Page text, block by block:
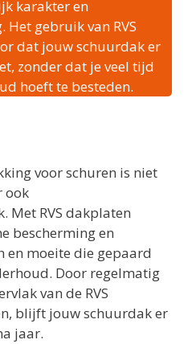
karakter en
gebruik van RVS
dat jouw schuurdak er
zonder dat je veel tijd
hoeft te besteden.
voor schuren is niet
ook
Met RVS dakplaten
bescherming en
en moeite die gepaard
Door regelmatig
van de RVS
blijft jouw schuurdak er
jaar.